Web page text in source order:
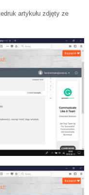
artykułu zdjęty ze